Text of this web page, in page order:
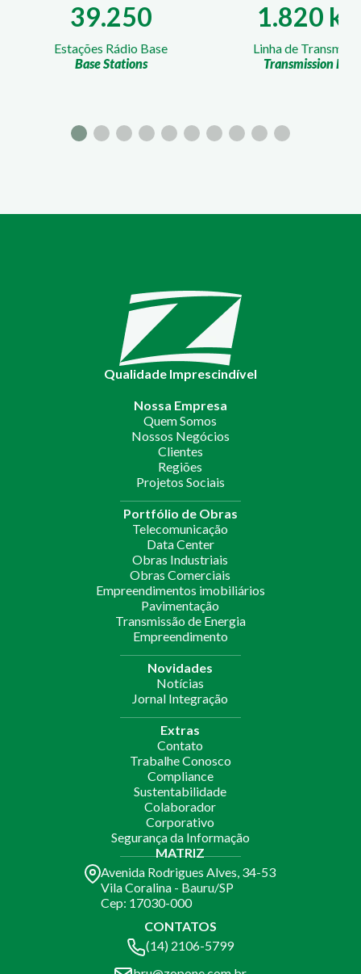
39.250
Estações Rádio Base
Base Stations
1.820
Linha de
Transmission Line
Qualidade Imprescindível
Nossa Empresa
Quem Somos
Nossos Negócios
Clientes
Regiões
Projetos Sociais
Portfólio de Obras
Telecomunicação
Data Center
Obras Industriais
Obras Comerciais
Empreendimentos imobiliários
Pavimentação
Transmissão de Energia
Empreendimento
Novidades
Notícias
Jornal Integração
Extras
Contato
Trabalhe Conosco
Compliance
Sustentabilidade
Colaborador
Corporativo
Segurança da Informação
MATRIZ
Avenida Rodrigues Alves, 34-53
Vila Coralina - Bauru/SP
Cep: 17030-000
CONTATOS
(14) 2106-5799